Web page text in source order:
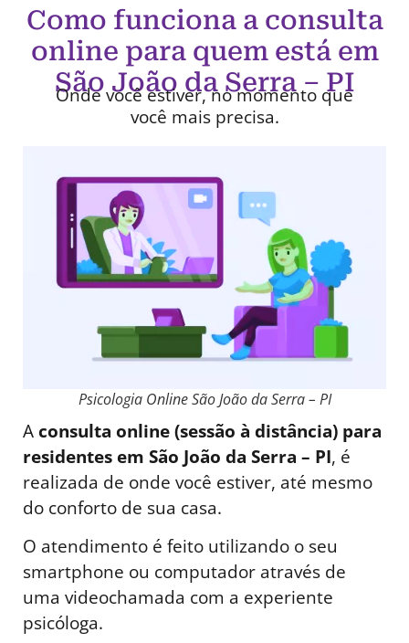
Como funciona a consulta
online para quem está em
São João da Serra – PI
Onde você estiver, no momento que
você mais precisa.
Psicologia Online São João da Serra – PI
Aconsulta online (sessão à distância) para
residentes em São João da Serra – PI, é
realizada de onde você estiver, até mesmo
do conforto de sua casa.
O atendimento é feito utilizando o seu
smartphone ou computador através de
uma videochamada com a experiente
psicóloga.